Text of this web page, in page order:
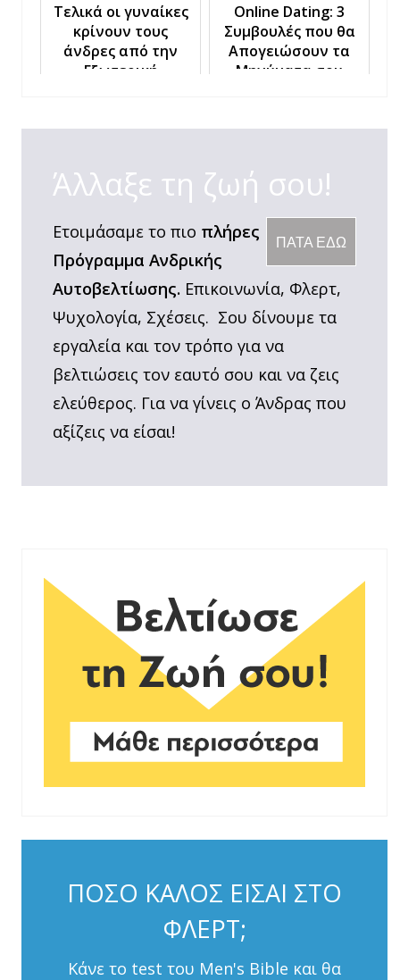
Τελικά οι γυναίκες
κρίνουν τους
άνδρες από την
Eξωτερική
Online Dating: 3
Συμβουλές που θα
Απογειώσουν τα
Μηνύματα σου
Άλλαξε τη ζωή σου!
ΠΑΤΑ ΕΔΩ
Ετοιμάσαμε το πιο πλήρες
Πρόγραμμα Ανδρικής
Αυτοβελτίωσης. Επικοινωνία, Φλερτ,
Ψυχολογία, Σχέσεις. Σου δίνουμε τα
εργαλεία και τον τρόπο για να
βελτιώσεις τον εαυτό σου και να ζεις
ελεύθερος. Για να γίνεις ο Άνδρας που
αξίζεις να είσαι!
ΠΟΣΟ ΚΑΛΟΣ ΕΙΣΑΙ ΣΤΟ
ΦΛΕΡΤ;
Κάνε το test του Men's Bible και θα